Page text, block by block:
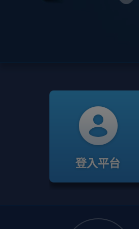
登入平台